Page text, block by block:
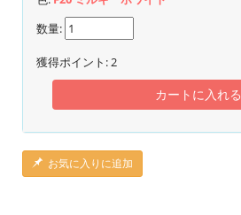
数量:
獲得ポイント:2
カートに入れる
お気に入りに追加